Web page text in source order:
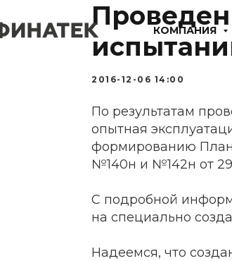
КОМПАНИЯ
2016-12-06 14:00
По результатам
опытная
формированию
№140н и №142н от
С подробной
на специально
Надеемся, что